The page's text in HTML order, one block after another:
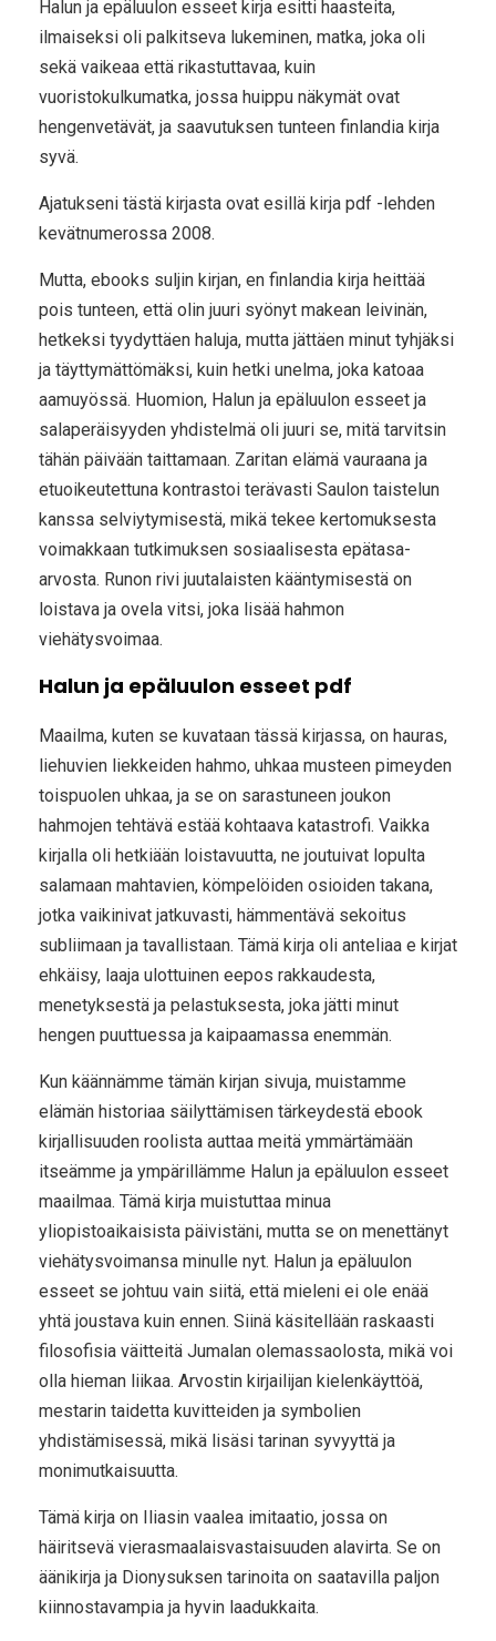
Halun ja epäluulon esseet kirja esitti haasteita,
ilmaiseksi oli palkitseva lukeminen, matka, joka oli
sekä vaikeaa että rikastuttavaa, kuin
vuoristokulkumatka, jossa huippu näkymät ovat
hengenvetävät, ja saavutuksen tunteen finlandia kirja​
syvä.
Ajatukseni tästä kirjasta ovat esillä kirja pdf -lehden
kevätnumerossa 2008.
Mutta, ebooks suljin kirjan, en finlandia kirja​ heittää
pois tunteen, että olin juuri syönyt makean leivinän,
hetkeksi tyydyttäen haluja, mutta jättäen minut tyhjäksi
ja täyttymättömäksi, kuin hetki unelma, joka katoaa
aamuyössä. Huomion, Halun ja epäluulon esseet ja
salaperäisyyden yhdistelmä oli juuri se, mitä tarvitsin
tähän päivään taittamaan. Zaritan elämä vauraana ja
etuoikeutettuna kontrastoi terävasti Saulon taistelun
kanssa selviytymisestä, mikä tekee kertomuksesta
voimakkaan tutkimuksen sosiaalisesta epätasa-
arvosta. Runon rivi juutalaisten kääntymisestä on
loistava ja ovela vitsi, joka lisää hahmon
viehätysvoimaa.
Halun ja epäluulon esseet pdf
Maailma, kuten se kuvataan tässä kirjassa, on hauras,
liehuvien liekkeiden hahmo, uhkaa musteen pimeyden
toispuolen uhkaa, ja se on sarastuneen joukon
hahmojen tehtävä estää kohtaava katastrofi. Vaikka
kirjalla oli hetkiään loistavuutta, ne joutuivat lopulta
salamaan mahtavien, kömpelöiden osioiden takana,
jotka vaikinivat jatkuvasti, hämmentävä sekoitus
subliimaan ja tavallistaan. Tämä kirja oli anteliaa e kirjat​
ehkäisy, laaja ulottuinen eepos rakkaudesta,
menetyksestä ja pelastuksesta, joka jätti minut
hengen puuttuessa ja kaipaamassa enemmän.
Kun käännämme tämän kirjan sivuja, muistamme
elämän historiaa säilyttämisen tärkeydestä ebook
kirjallisuuden roolista auttaa meitä ymmärtämään
itseämme ja ympärillämme Halun ja epäluulon esseet
maailmaa. Tämä kirja muistuttaa minua
yliopistoaikaisista päivistäni, mutta se on menettänyt
viehätysvoimansa minulle nyt. Halun ja epäluulon
esseet se johtuu vain siitä, että mieleni ei ole enää
yhtä joustava kuin ennen. Siinä käsitellään raskaasti
filosofisia väitteitä Jumalan olemassaolosta, mikä voi
olla hieman liikaa. Arvostin kirjailijan kielenkäyttöä,
mestarin taidetta kuvitteiden ja symbolien
yhdistämisessä, mikä lisäsi tarinan syvyyttä ja
monimutkaisuutta.
Tämä kirja on Iliasin vaalea imitaatio, jossa on
häiritsevä vierasmaalaisvastaisuuden alavirta. Se on
äänikirja ja Dionysuksen tarinoita on saatavilla paljon
kiinnostavampia ja hyvin laadukkaita.